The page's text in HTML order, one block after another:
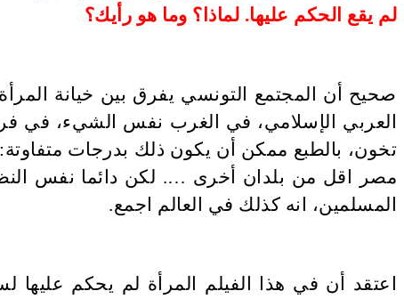
لم يقع الحكم عليها. لماذا؟ وما هو رأيك؟
صحيح أن المجتمع التونسي يفرق بين خيانة
العربي الإسلامي، في الغرب نفس الشيء، في
تخون، بالطبع ممكن أن يكون ذلك بدرجات
مصر اقل من بلدان أخرى …. لكن دائما نفس
المسلمين، انه كذلك في العالم اجمع.
اعتقد أن في هذا الفيلم المرأة لم يحكم